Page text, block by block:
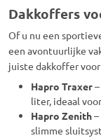
Dakkoffers
Of u nu een
een avontuurlijke
juiste dakkoffer
Hapro Traxer
liter, ideaal
Hapro Zenith
slimme